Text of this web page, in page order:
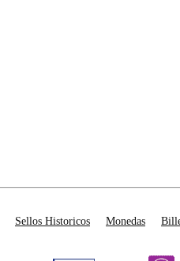
Sellos Historicos Monedas